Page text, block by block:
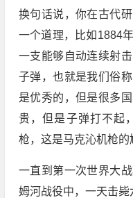
换句话说，你在古代
一个道理，比如1884
一支能够自动连续射
子弹，也就是我们俗
是优秀的，但是很多
贵，但是子弹打不起
枪，这是马克沁机枪的
一直到第一次世界大
姆河战役中，一天击毙